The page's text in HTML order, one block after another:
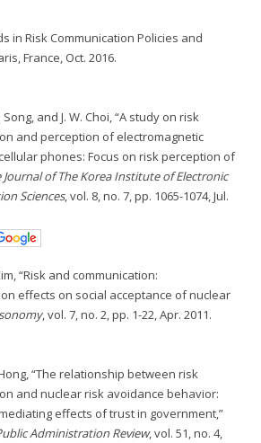
in Risk Communication Policies and
France, Oct. 2016.
Song, and J. W. Choi, “A study on risk
and perception of electromagnetic
phones: Focus on risk perception of
Journal of The Korea Institute of Electronic
Sciences, vol. 8, no. 7, pp. 1065-1074, Jul.
“Risk and communication:
effects on social acceptance of nuclear
, vol. 7, no. 2, pp. 1-22, Apr. 2011.
Hong, “The relationship between risk
and nuclear risk avoidance behavior:
effects of trust in government,”
Administration Review, vol. 51, no. 4,